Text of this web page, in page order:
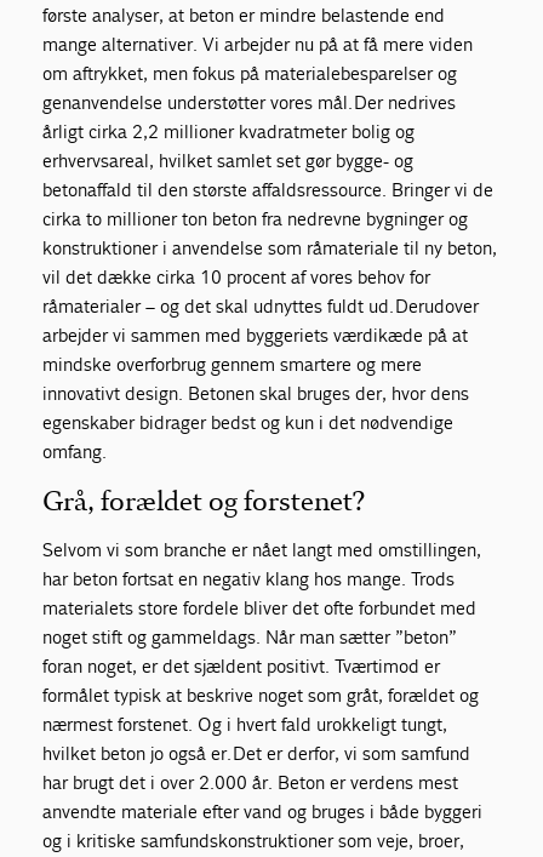
første analyser, at beton er mindre belastende end
mange alternativer. Vi arbejder nu på at få mere viden
om aftrykket, men fokus på materialebesparelser og
genanvendelse understøtter vores mål. Der nedrives
årligt cirka 2,2 millioner kvadratmeter bolig og
erhvervsareal, hvilket samlet set gør bygge- og
betonaffald til den største affaldsressource. Bringer vi de
cirka to millioner ton beton fra nedrevne bygninger og
konstruktioner i anvendelse som råmateriale til ny beton,
vil det dække cirka 10 procent af vores behov for
råmaterialer – og det skal udnyttes fuldt ud. Derudover
arbejder vi sammen med byggeriets værdikæde på at
mindske overforbrug gennem smartere og mere
innovativt design. Betonen skal bruges der, hvor dens
egenskaber bidrager bedst og kun i det nødvendige
omfang.
Grå, forældet og forstenet?
Selvom vi som branche er nået langt med omstillingen,
har beton fortsat en negativ klang hos mange. Trods
materialets store fordele bliver det ofte forbundet med
noget stift og gammeldags. Når man sætter ”beton”
foran noget, er det sjældent positivt. Tværtimod er
formålet typisk at beskrive noget som gråt, forældet og
nærmest forstenet. Og i hvert fald urokkeligt tungt,
hvilket beton jo også er. Det er derfor, vi som samfund
har brugt det i over 2.000 år. Beton er verdens mest
anvendte materiale efter vand og bruges i både byggeri
og i kritiske samfundskonstruktioner som veje, broer,